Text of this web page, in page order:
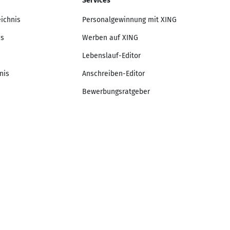
Personalgewinnung mit XING
Werben auf XING
Lebenslauf-Editor
Anschreiben-Editor
Bewerbungsratgeber